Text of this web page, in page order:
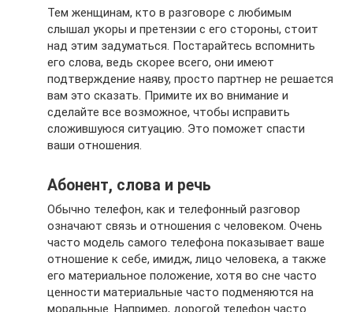
Тем женщинам, кто в разговоре с любимым
слышал укоры и претензии с его стороны, стоит
над этим задуматься. Постарайтесь вспомнить
его слова, ведь скорее всего, они имеют
подтверждение наяву, просто партнер не решается
вам это сказать. Примите их во внимание и
сделайте все возможное, чтобы исправить
сложившуюся ситуацию. Это поможет спасти
ваши отношения.
Абонент, слова и речь
Обычно телефон, как и телефонный разговор
означают связь и отношения с человеком. Очень
часто модель самого телефона показывает ваше
отношение к себе, имидж, лицо человека, а также
его материальное положение, хотя во сне часто
ценности материальные часто подменяются на
моральные. Например, дорогой телефон часто